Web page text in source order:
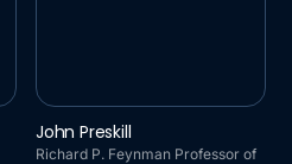
TECHNOLOGY
John Preskill
Richard P. Feynman Professor of